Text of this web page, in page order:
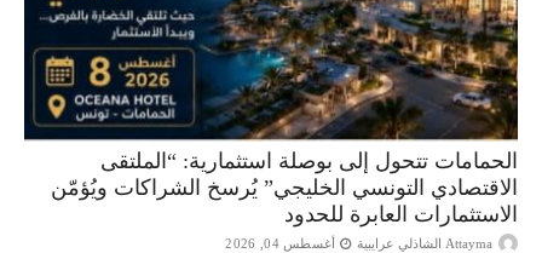
الحمامات تتحول إلى بوصلة استثمارية: “الملتقى
الاقتصادي التونسي الخليجي” يُرسخ الشراكات ويُؤمّن
الاستثمارات العابرة للحدود
Attayma الشاذلي عرايبية أغسطس 04, 2026